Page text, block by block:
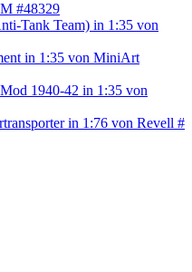
#48329
Tank Team) in 1:35 von
in 1:35 von MiniArt
1940-42 in 1:35 von
in 1:76 von Revell #